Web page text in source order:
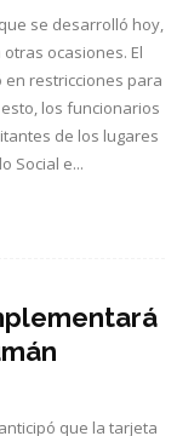
se desarrolló hoy,
ocasiones. El
restricciones para
los funcionarios
de los lugares
Social e...
que la tarjeta